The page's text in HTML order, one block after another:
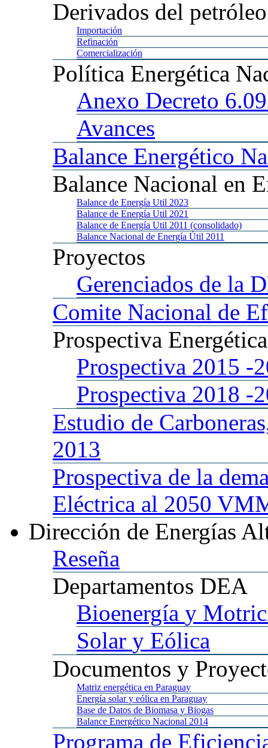
Derivados del petróleo
Importación
Refinación
Comercialización
Política Energética
Anexo Decreto
Avances
Balance Energético
Balance Nacional en
Balance de Energía Util 2023
Balance de Energía Util 2021
Balance de Energía Util 2011 (consolidado)
Balance Nacional de Energía Útil 2011
Proyectos
Gerenciados de la
Comite Nacional de
Prospectiva
Prospectiva 2015 -
Prospectiva 2018 -
Estudio de
2013
Prospectiva de la
Eléctrica al 2050
Dirección de Energías
Reseña
Departamentos DEA
Bioenergía y
Solar y Eólica
Documentos y
Matriz energética en Paraguay
Energía solar y eólica en Paraguay
Base de Datos de Biomasa y Biogas
Balance Energético Nacional 2014
Programa de